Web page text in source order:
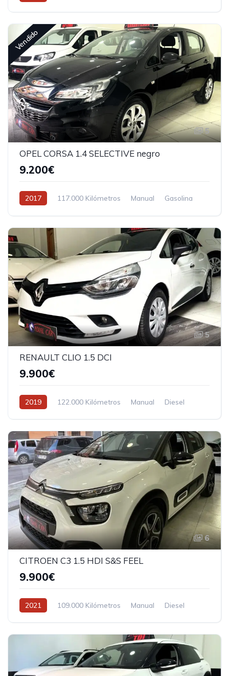
Vendido
5
OPEL CORSA 1.4 SELECTIVE negro
9.200€
2017 117.000 Kilómetros Manual
Gasolina
5
RENAULT CLIO 1.5 DCI
9.900€
2019 122.000 Kilómetros Manual Diesel
6
CITROEN C3 1.5 HDI S&S FEEL
9.900€
2021 109.000 Kilómetros Manual Diesel